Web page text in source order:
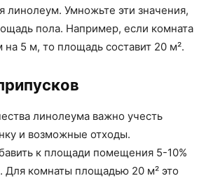
линолеум. Умножьте эти значения,
пола. Например, если комната
5 м, то площадь составит 20 м².
линолеума важно учесть
и возможные отходы.
к площади помещения 5-10%
комнаты площадью 20 м² это